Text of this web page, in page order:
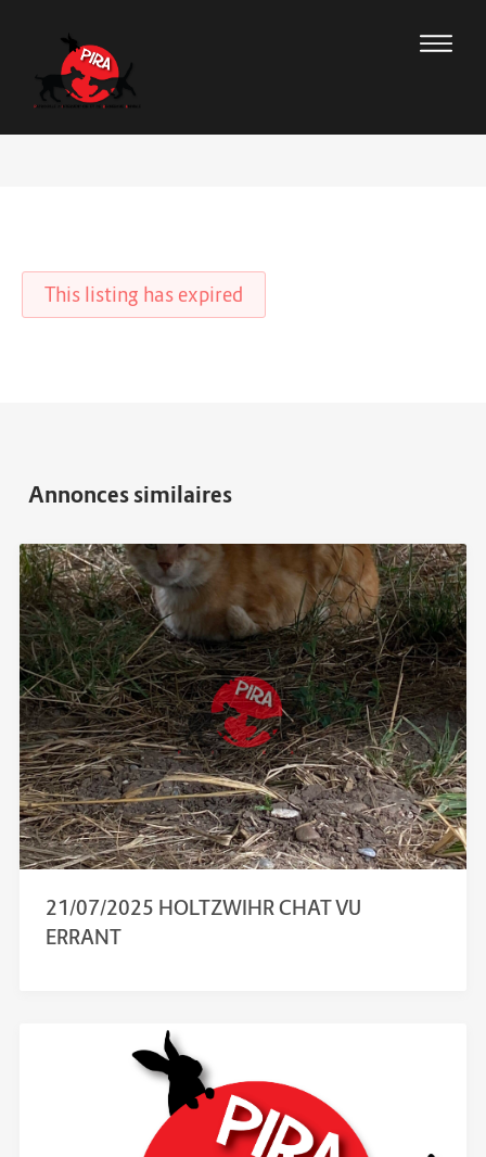
This listing has expired
21/07/2025 HOLTZWIHR CHAT VU
ERRANT